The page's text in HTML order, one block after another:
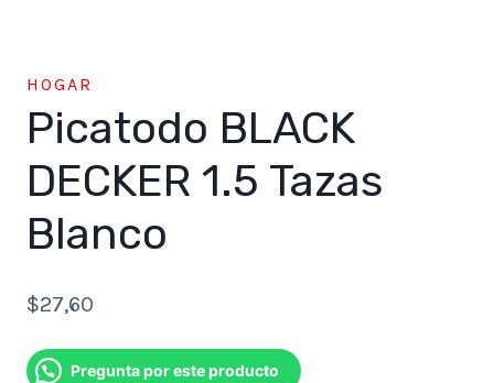
HOGAR
Picatodo BLACK
DECKER 1.5 Tazas
Blanco
$27,60
Pregunta por este producto